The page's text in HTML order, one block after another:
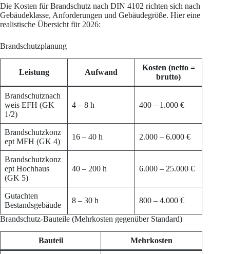
Die Kosten für Brandschutz nach DIN 4102 richten sich nach
Gebäudeklasse, Anforderungen und Gebäudegröße. Hier eine
realistische Übersicht für 2026:
Brandschutzplanung
Leistung Aufwand
Kosten (netto =
brutto)
Brandschutznach
weis EFH (GK
1/2)
4 – 8 h 400 – 1.000 €
Brandschutzkonz
ept MFH (GK 4)
16 – 40 h 2.000 – 6.000 €
Brandschutzkonz
ept Hochhaus
(GK 5)
40 – 200 h 6.000 – 25.000 €
Gutachten
Bestandsgebäude
8 – 30 h 800 – 4.000 €
Brandschutz-Bauteile (Mehrkosten gegenüber Standard)
Bauteil Mehrkosten